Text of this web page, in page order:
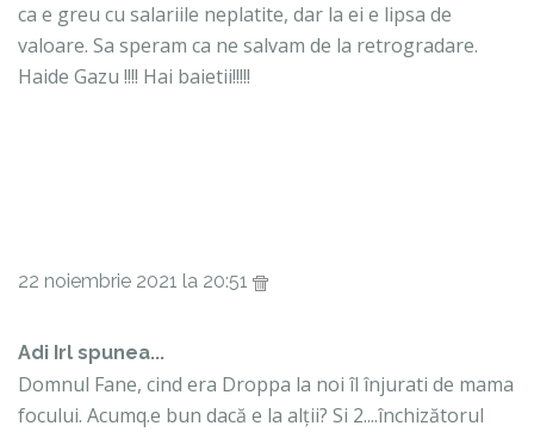
ca e greu cu salariile neplatite, dar la ei e lipsa de
valoare. Sa speram ca ne salvam de la retrogradare.
Haide Gazu !!!! Hai baietii!!!!!
22 noiembrie 2021 la 20:51
Adi Irl spunea...
Domnul Fane, cind era Droppa la noi îl înjurati de mama
focului. Acumq.e bun dacă e la alții? Si 2....închizătorul